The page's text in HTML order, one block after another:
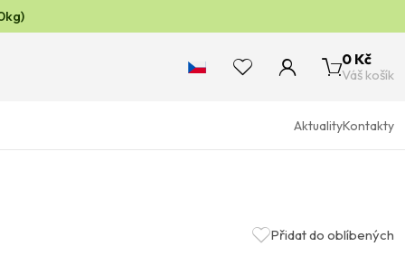
0 Kč
Váš košík
AktualityKontakty
Přidat do oblíbených